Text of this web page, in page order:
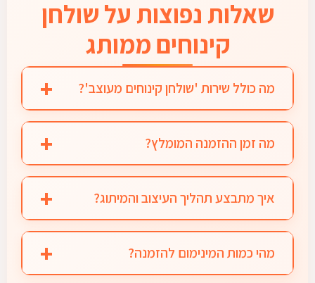
שאלות נפוצות על שולחן
קינוחים ממותג
מה כולל שירות 'שולחן קינוחים מעוצב'?
השירות המלא כולל תכנון, עיצוב והקמת שולחן
קינוחים מרהיב באירוע, כולל כל הציוד הדרוש, כלי
הגשה יוקרתיים, מיתוג אישי ואנשי צוות מקצועיים
מה זמן ההזמנה המומלץ?
מומלץ להזמין לפחות שבועיים מראש, במיוחד
לאירועים גדולים הדורשים תכנון והתאמה אישית.
להזמנות דחופות, צרו קשר ונבדוק מה אפשר
איך מתבצע תהליך העיצוב והמיתוג?
לאחר שיחה ראשונית, תשלחו לנו את הלוגו והקונספט
של האירוע. אנחנו נכין הדמיה דיגיטלית של המיתוג
על הקינוחים הנבחרים ונשלח לאישורך לפני תחילת
מהי כמות המינימום להזמנה?